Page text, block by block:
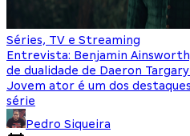
Séries, TV e Streaming
Entrevista: Benjamin
de dualidade de Daeron
Jovem ator é um dos
série
Pedro Siqueira